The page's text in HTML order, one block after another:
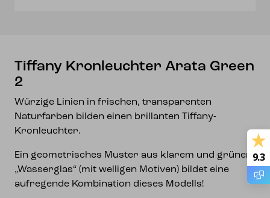
Tiffany Kronleuchter Arata Green
2
Würzige Linien in frischen, transparenten
Naturfarben bilden einen brillanten Tiffany-
Kronleuchter.
Ein geometrisches Muster aus klarem und grünem
„Wasserglas“ (mit welligen Motiven) bildet eine
aufregende Kombination dieses Modells!
9.3